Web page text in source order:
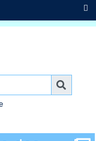
